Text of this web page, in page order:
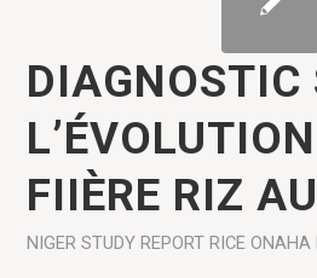
DIAGNOSTIC
FIIÈRE RIZ
NIGER STUDY REPORT RICE ONAHA